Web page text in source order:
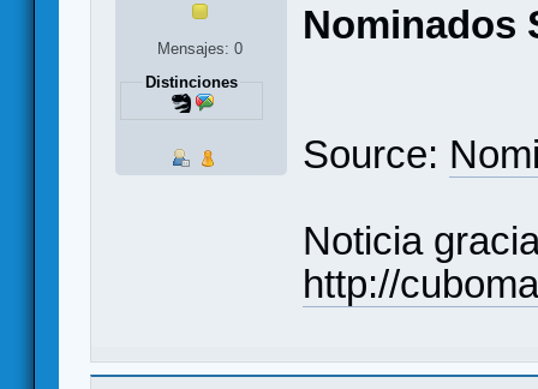
Mensajes: 0
Distinciones
Nominados
Source:
Noticia
http://